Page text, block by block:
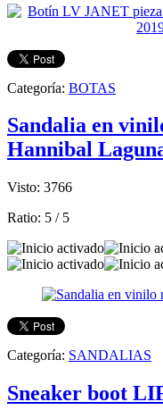
Categoría: BOTAS
Sandalia en
Hannibal
Visto: 3766
Ratio: 5 / 5
Categoría: SANDALIAS
Sneaker boot